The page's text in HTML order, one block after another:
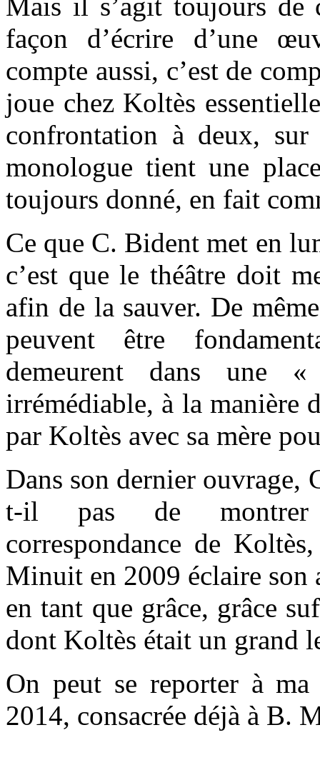
façon d’écrire d’une
compte aussi, c’est de
joue chez Koltès
confrontation à deux,
monologue tient une
toujours donné, en fait
Ce que C. Bident met en
c’est que le théâtre doit
afin de la sauver. De
peuvent être
demeurent dans une
irrémédiable, à la manière
par Koltès avec sa mère
Dans son dernier ouvrage,
t-il pas de montrer
correspondance de
Minuit en 2009 éclaire son
en tant que grâce, grâce
dont Koltès était un grand
On peut se reporter à
2014, consacrée déjà à B.